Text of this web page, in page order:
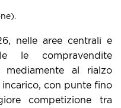
nelle aree centrali e
le compravendite
al rialzo
con punte fino
competizione tra